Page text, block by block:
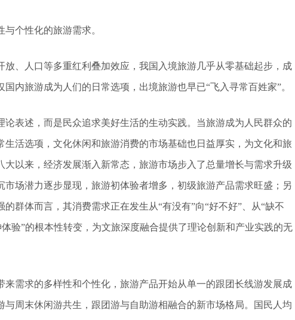
个性化的旅游需求。
放、人口等多重红利叠加效应，我国入境旅游几乎从零基础起步，成
内旅游成为人们的日常选项，出境旅游也早已“飞入寻常百姓家”。
表述，而是民众追求美好生活的生动实践。当旅游成为人民群众的
生活选项，文化休闲和旅游消费的市场基础也日益厚实，为文化和旅
以来，经济发展渐入新常态，旅游市场步入了总量增长与需求升级
场潜力逐步显现，旅游初体验者增多，初级旅游产品需求旺盛；另
群体而言，其消费需求正在发生从“有没有”向“好不好”、从“缺不
体验”的根本性转变，为文旅深度融合提供了理论创新和产业实践的无
需求的多样性和个性化，旅游产品开始从单一的跟团长线游发展成
与周末休闲游共生，跟团游与自助游相融合的新市场格局。国民人均